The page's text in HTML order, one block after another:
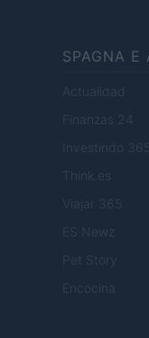
SPAGNA E
Actualidad
Finanzas 24
Investindo 365
Think.es
Viajar 365
ES Newz
Pet Story
Encocina